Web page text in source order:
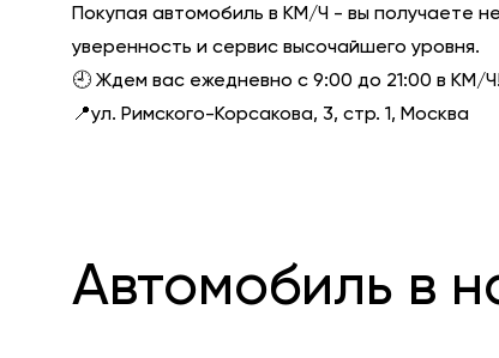
Покупая автомобиль в КМ/Ч - вы получаете
уверенность и сервис высочайшего уровня.
🕘 Ждем вас ежедневно с 9:00 до 21:00 в КМ/
📍ул. Римского-Корсакова, 3, стр. 1, Москва
Автомобиль в